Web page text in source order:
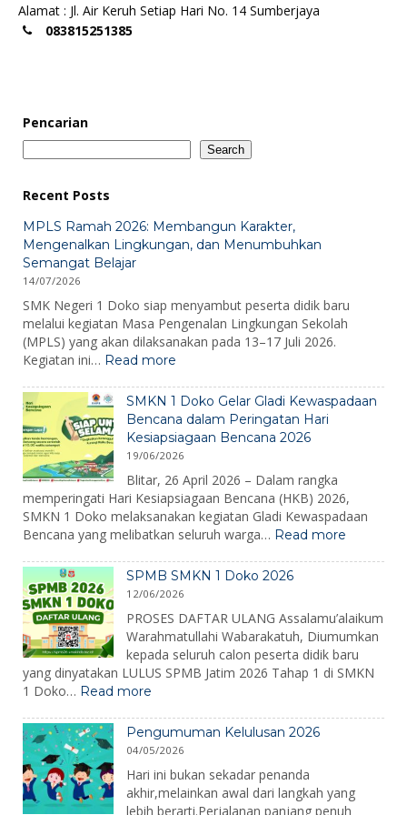
Alamat : Jl. Air Keruh Setiap Hari No. 14 Sumberjaya
083815251385
Pencarian
Search
Recent Posts
MPLS Ramah 2026: Membangun Karakter,
Mengenalkan Lingkungan, dan Menumbuhkan
Semangat Belajar
14/07/2026
SMK Negeri 1 Doko siap menyambut peserta didik baru
melalui kegiatan Masa Pengenalan Lingkungan Sekolah
(MPLS) yang akan dilaksanakan pada 13–17 Juli 2026.
Kegiatan ini… Read more
Ramah
2026:
Membangun
Karakter,
Mengenalkan
Lingkungan,
dan
Menumbuhkan
Semangat
Belajar
SMKN 1 Doko Gelar Gladi Kewaspadaan
Bencana dalam Peringatan Hari
Kesiapsiagaan Bencana 2026
19/06/2026
Blitar, 26 April 2026 – Dalam rangka
memperingati Hari Kesiapsiagaan Bencana (HKB) 2026,
SMKN 1 Doko melaksanakan kegiatan Gladi Kewaspadaan
Bencana yang melibatkan seluruh warga… Read more
1
Gladi
dalam
SPMB SMKN 1 Doko 2026
12/06/2026
PROSES DAFTAR ULANG Assalamu’alaikum
Warahmatullahi Wabarakatuh, Diumumkan
kepada seluruh calon peserta didik baru
yang dinyatakan LULUS SPMB Jatim 2026 Tahap 1 di SMKN
1 Doko… Read more
SMKN
1
Doko
2026
Pengumuman Kelulusan 2026
04/05/2026
Hari ini bukan sekadar penanda
akhir,melainkan awal dari langkah yang
lebih berarti.Perjalanan panjang penuh